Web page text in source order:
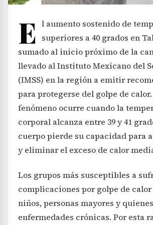
E l aumento sostenido de
superiores a 40 grados en
sumado al inicio próximo de la
llevado al Instituto Mexicano del
(IMSS) en la región a emitir
para protegerse del golpe de calor.
fenómeno ocurre cuando la
corporal alcanza entre 39 y 41
cuerpo pierde su capacidad para
y eliminar el exceso de calor
Los grupos más susceptibles a
complicaciones por golpe de
niños, personas mayores y
enfermedades crónicas. Por esta